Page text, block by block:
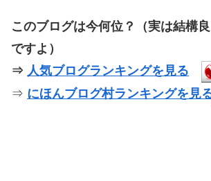
このブログは今何位？（実は結構
ですよ）
⇒ 人気ブログランキングを見る
⇒ にほんブログ村ランキングを見